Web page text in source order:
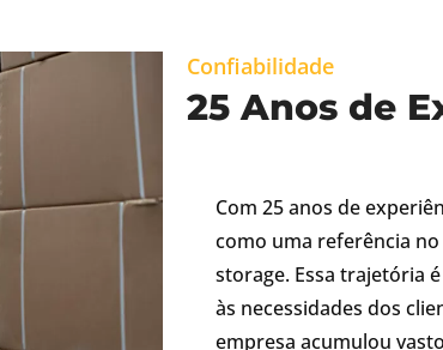
Confiabilidade
25 Anos de
Com 25 anos de
como uma referência
storage. Essa trajetória
às necessidades dos
empresa acumulou